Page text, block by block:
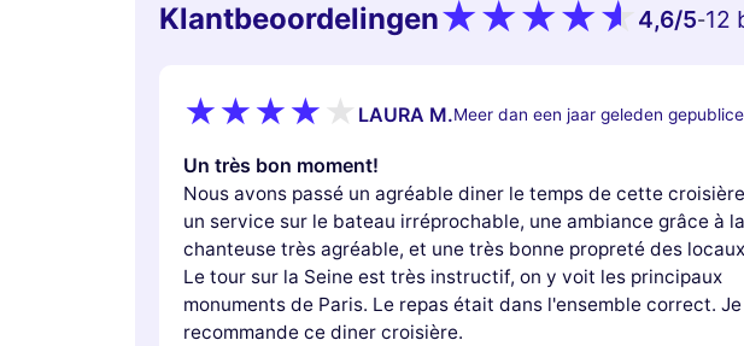
Klantbeoordelingen 4,6/5-12
LAURA M.Meer dan een jaar geleden
Un très bon moment!
Nous avons passé un agréable diner le temps de cette
un service sur le bateau irréprochable, une ambiance grâce à la
chanteuse très agréable, et une très bonne propreté des
Le tour sur la Seine est très instructif, on y voit les principaux
monuments de Paris. Le repas était dans l'ensemble correct. Je
recommande ce diner croisière.